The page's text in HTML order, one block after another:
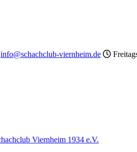
info@schachclub-viernheim.de